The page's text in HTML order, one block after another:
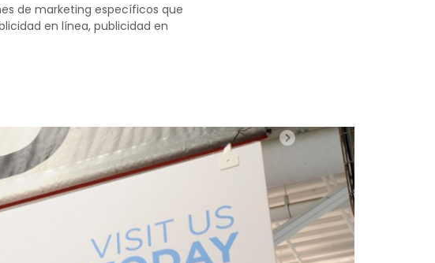
de marketing específicos que
en línea, publicidad en
Próximo